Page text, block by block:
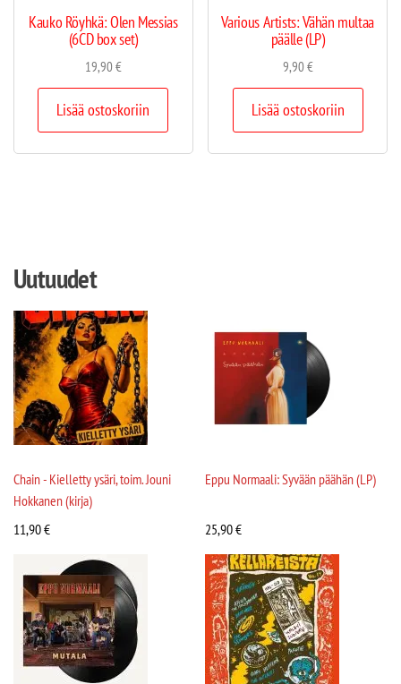
Kauko Röyhkä: Olen Messias
(6CD box set)
19,90€
Lisää ostoskoriin
Various Artists: Vähän multaa
päälle (LP)
9,90€
Lisää ostoskoriin
Uutuudet
Chain - Kielletty ysäri, toim. Jouni
Hokkanen (kirja)
11,90€
Eppu Normaali: Syvään päähän (LP)
25,90€